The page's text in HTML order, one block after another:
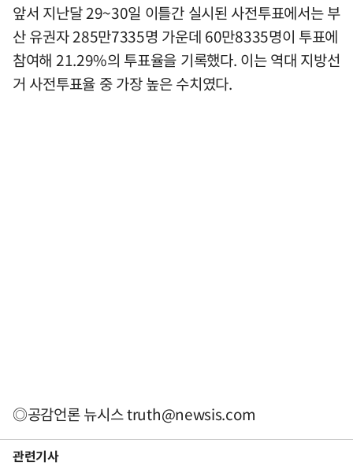
앞서 지난달 29~30일 이틀간 실시된 사전투표에서는 부
산 유권자 285만7335명 가운데 60만8335명이 투표에
참여해 21.29%의 투표율을 기록했다. 이는 역대 지방선
거 사전투표율 중 가장 높은 수치였다.
◎공감언론 뉴시스truth@newsis.com
관련기사